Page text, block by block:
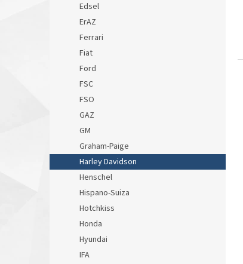
Edsel
ErAZ
Ferrari
Fiat
Ford
FSC
FSO
GAZ
GM
Graham-Paige
Harley Davidson
Henschel
Hispano-Suiza
Hotchkiss
Honda
Hyundai
IFA